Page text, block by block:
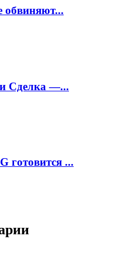
обвиняют...
Сделка —...
готовится ...